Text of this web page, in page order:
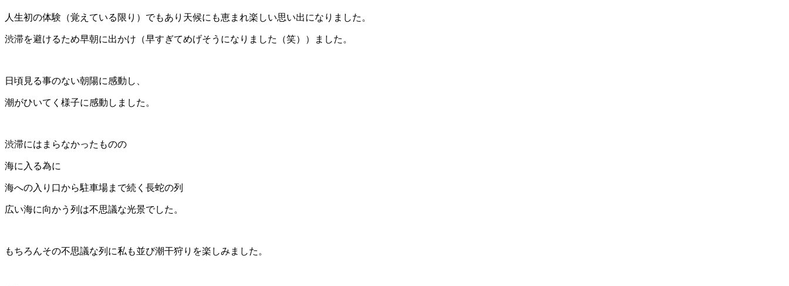
人生初の体験（覚えている限り）でもあり天候にも恵まれ楽しい思い出になりました。
渋滞を避けるため早朝に出かけ（早すぎてめげそうになりました（笑））ました。
日頃見る事のない朝陽に感動し、
潮がひいてく様子に感動しました。
渋滞にはまらなかったものの
海に入る為に
海への入り口から駐車場まで続く長蛇の列
広い海に向かう列は不思議な光景でした。
もちろんその不思議な列に私も並び潮干狩りを楽しみました。